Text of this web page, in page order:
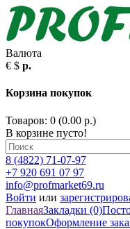
Валюта
€ $ р.
Корзина покупок
Товаров: 0 (0.00 р.)
В корзине пусто!
8 (4822) 71-07-97
+7 920 691 07 97
info@profmarket69.ru
Войти или
ГлавнаяЗакладки (0)
покупокОформление